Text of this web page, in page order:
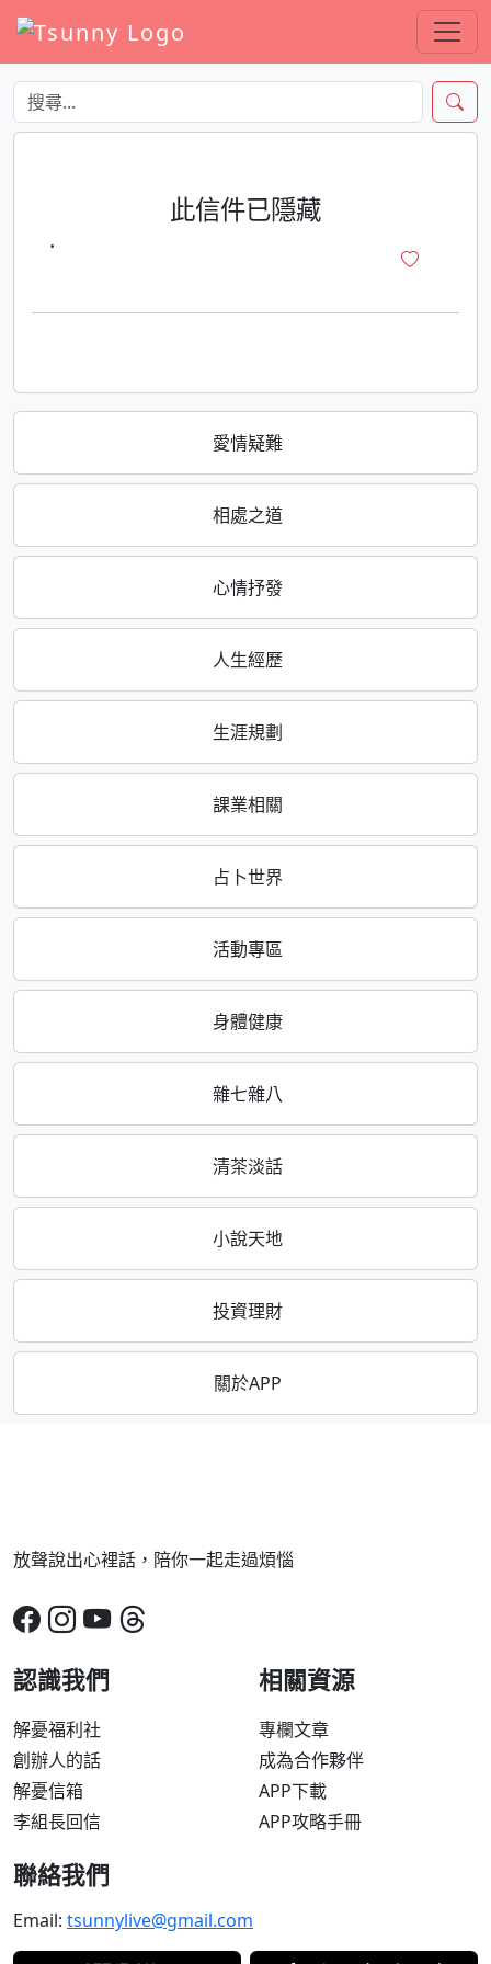
愛情疑難
相處之道
心情抒發
人生經歷
生涯規劃
課業相關
占卜世界
活動專區
身體健康
雜七雜八
清茶淡話
小說天地
投資理財
關於APP
此信件已隱藏
·
放聲說出心裡話，陪你一起走過煩惱
認識我們
解憂福利社
創辦人的話
解憂信箱
李組長回信
相關資源
專欄文章
成為合作夥伴
APP下載
APP攻略手冊
聯絡我們
Email: tsunnylive@gmail.com